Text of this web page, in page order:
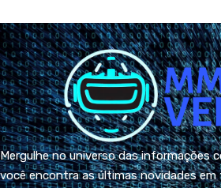
Mergulhe no universo das informações
você encontra as últimas novidades em